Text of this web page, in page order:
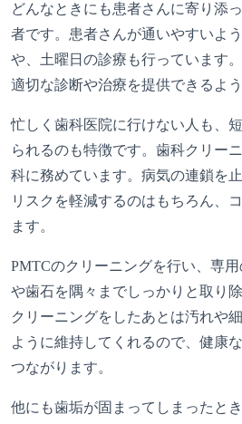
どんなときにも患者さんに寄り添
者です。患者さんが通いやすいよ
や、土曜日の診療も行っています
適切な診断や治療を提供できるよ
忙しく歯科医院に行けない人も、
られるのも特徴です。歯科クリー
科に務めています。病気の連鎖を
リスクを軽減するのはもちろん、
ます。
PMTCのクリーニングを行い、専
や歯石を隅々までしっかりと取り
クリーニングをしたあとは汚れや
ように維持してくれるので、健康
つながります。
他にも歯垢が固まってしまったと